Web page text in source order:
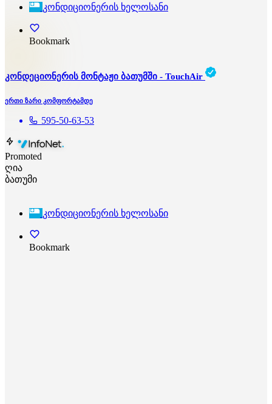
კონდიციონერის ხელოსანი
Bookmark
კონდეციონერის მონტაჟი ბათუმში - TouchAir
ერთი ზარი კომფორტამდე
595-50-63-53
Promoted
ღია
ბათუმი
კონდიციონერის ხელოსანი
Bookmark